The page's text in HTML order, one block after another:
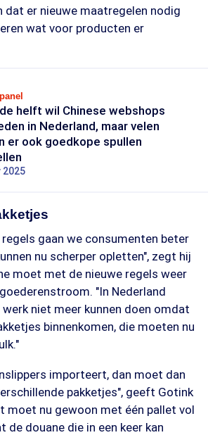
dat er nieuwe maatregelen nodig
wat voor producten er
helft wil Chinese webshops
in Nederland, maar velen
er ook goedkope spullen
2025
gaan we consumenten beter
nu scherper opletten", zegt hij
moet met de nieuwe regels weer
"In Nederland
niet meer kunnen doen omdat
binnenkomen, die moeten nu
importeert, dan moet dan
pakketjes", geeft Gotink
moet nu gewoon met één pallet vol
de douane die in een keer kan